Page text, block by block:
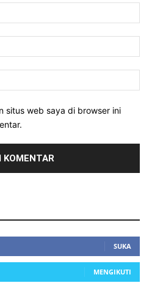
situs web saya di browser ini
SUKA
MENGIKUTI